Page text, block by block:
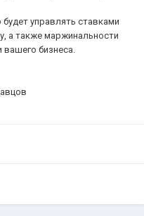
управлять ставками
а также маржинальности
вашего бизнеса.